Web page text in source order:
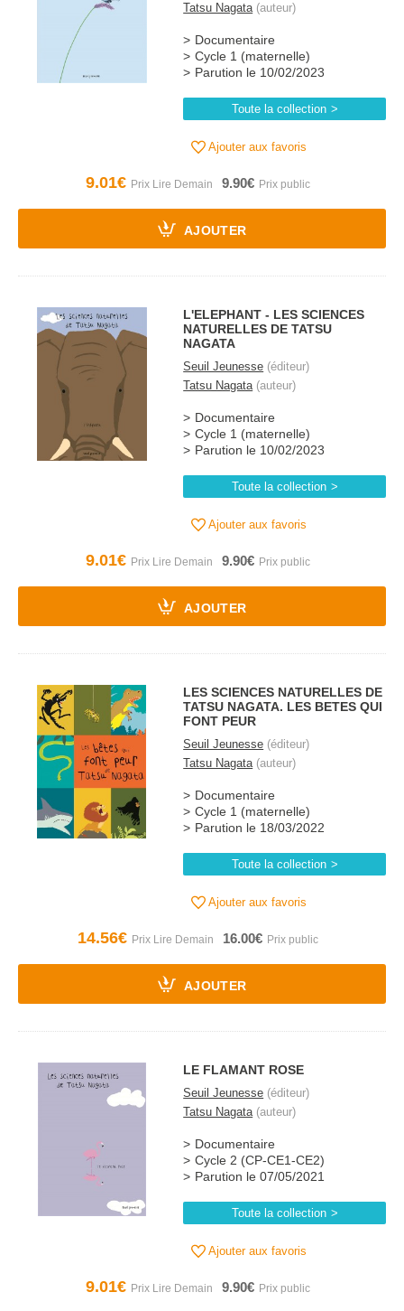
Tatsu Nagata(auteur)
Documentaire
Cycle 1 (maternelle)
Parution le 10/02/2023
Toute la collection
Ajouter aux favoris
9.01€ 9.90€
AJOUTER
L'ELEPHANT - LES SCIENCES
NATURELLES DE TATSU
NAGATA
Seuil Jeunesse (éditeur)
Tatsu Nagata(auteur)
Documentaire
Cycle 1 (maternelle)
Parution le 10/02/2023
Toute la collection
Ajouter aux favoris
9.01€ 9.90€
AJOUTER
LES SCIENCES NATURELLES DE
TATSU NAGATA. LES BETES QUI
FONT PEUR
Seuil Jeunesse (éditeur)
Tatsu Nagata(auteur)
Documentaire
Cycle 1 (maternelle)
Parution le 18/03/2022
Toute la collection
Ajouter aux favoris
14.56€ 16.00€
AJOUTER
LE FLAMANT ROSE
Seuil Jeunesse (éditeur)
Tatsu Nagata(auteur)
Documentaire
Cycle 2 (CP-CE1-CE2)
Parution le 07/05/2021
Toute la collection
Ajouter aux favoris
9.01€ 9.90€